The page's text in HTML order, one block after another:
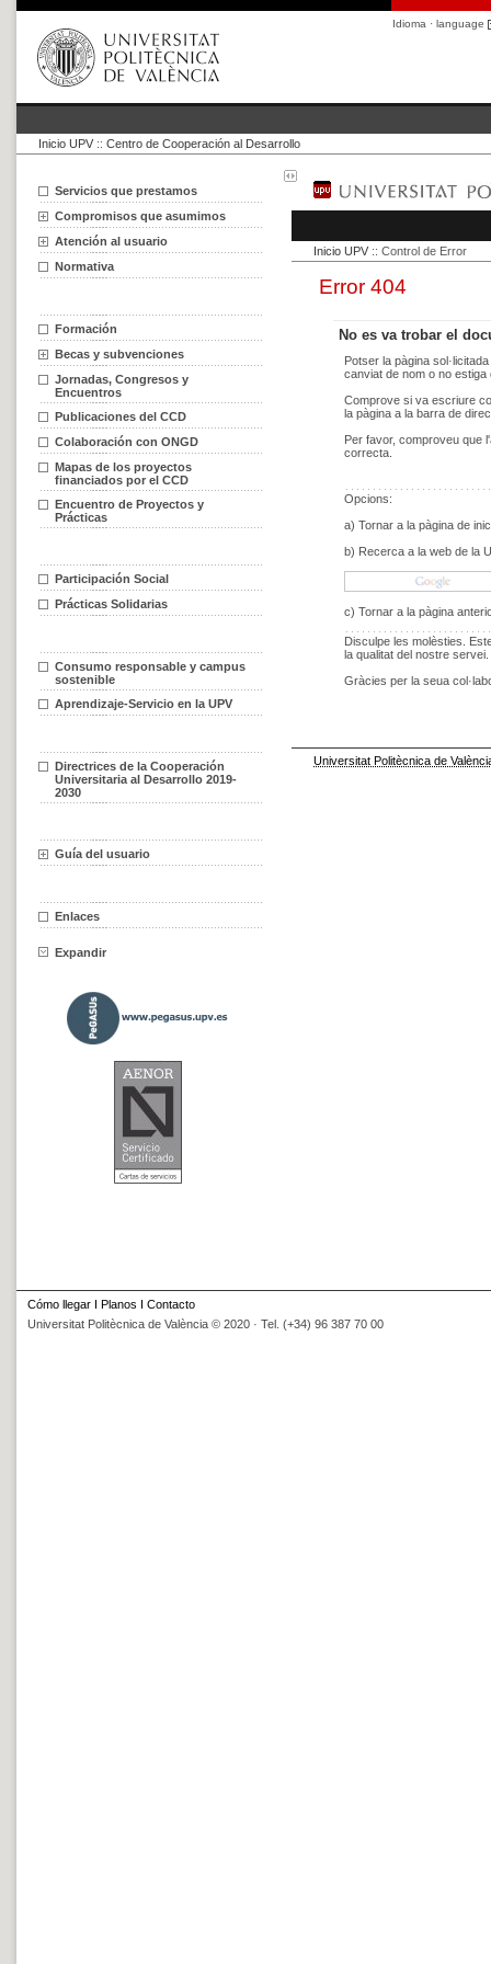
Idioma · language
Inicio UPV :: Centro de Cooperación al Desarrollo
Servicios que prestamos
Compromisos que asumimos
Atención al usuario
Normativa
Formación
Becas y subvenciones
Jornadas, Congresos y
Encuentros
Publicaciones del CCD
Colaboración con ONGD
Mapas de los proyectos
financiados por el CCD
Encuentro de Proyectos y
Prácticas
Participación Social
Prácticas Solidarias
Consumo responsable y campus
sostenible
Aprendizaje-Servicio en la UPV
Directrices de la Cooperación
Universitaria al Desarrollo 2019-
2030
Guía del usuario
Enlaces
Expandir
Cómo llegar I Planos I Contacto
Universitat Politècnica de València © 2020 · Tel. (+34) 96 387 70 00